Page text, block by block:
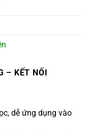
– KẾT NỐI
dễ ứng dụng vào